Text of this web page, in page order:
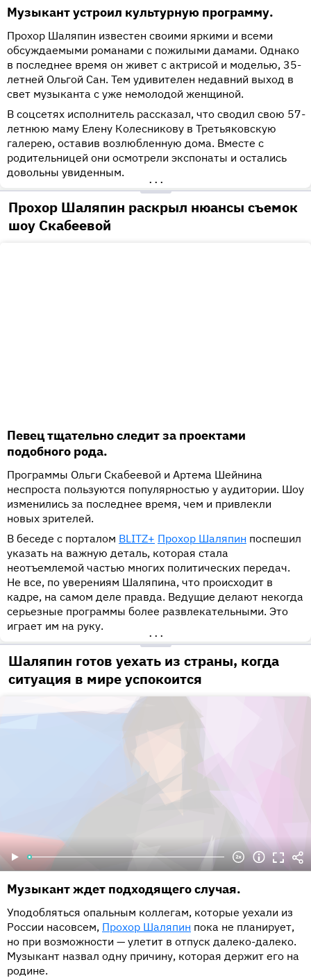
Музыкант устроил культурную программу.
Прохор Шаляпин известен своими яркими и всеми
обсуждаемыми романами с пожилыми дамами. Однако
в последнее время он живет с актрисой и моделью, 35-
летней Ольгой Сан. Тем удивителен недавний выход в
свет музыканта с уже немолодой женщиной.
В соцсетях исполнитель рассказал, что сводил свою 57-
летнюю маму Елену Колесникову в Третьяковскую
галерею, оставив возлюбленную дома. Вместе с
родительницей они осмотрели экспонаты и остались
довольны увиденным.
•••
Прохор Шаляпин раскрыл нюансы съемок
шоу Скабеевой
Певец тщательно следит за проектами
подобного рода.
Программы Ольги Скабеевой и Артема Шейнина
неспроста пользуются популярностью у аудитории. Шоу
изменились за последнее время, чем и привлекли
новых зрителей.
В беседе с порталом BLITZ+ Прохор Шаляпин поспешил
указать на важную деталь, которая стала
неотъемлемой частью многих политических передач.
Не все, по уверениям Шаляпина, что происходит в
кадре, на самом деле правда. Ведущие делают некогда
серьезные программы более развлекательными. Это
играет им на руку.
•••
Шаляпин готов уехать из страны, когда
ситуация в мире успокоится
Музыкант ждет подходящего случая.
Уподобляться опальным коллегам, которые уехали из
России насовсем, Прохор Шаляпин пока не планирует,
но при возможности — улетит в отпуск далеко-далеко.
Музыкант назвал одну причину, которая держит его на
родине.